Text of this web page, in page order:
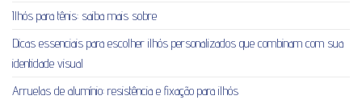
Ilhós para tênis: saiba mais sobre
Dicas essenciais para escolher ilhós personalizados que combinam com sua
identidade visual
Arruelas de alumínio: resistência e fixação para ilhós